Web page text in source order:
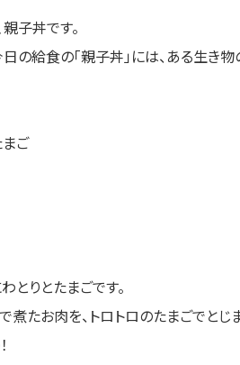
子丼です。
日の給食の「親子丼」には、ある生き
ご
りとたまごです。
煮たお肉を、トロトロのたまごでとじ